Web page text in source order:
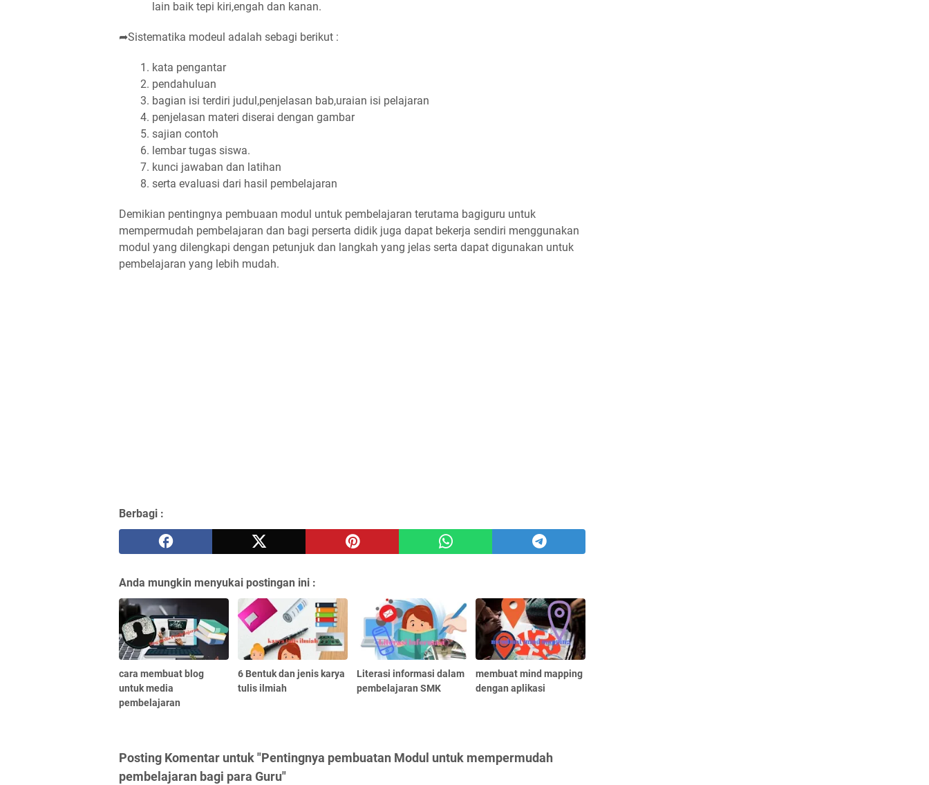
lain baik tepi kiri,engah dan kanan.
➦Sistematika modeul adalah sebagi berikut :
kata pengantar
pendahuluan
bagian isi terdiri judul,penjelasan bab,uraian isi pelajaran
penjelasan materi diserai dengan gambar
sajian contoh
lembar tugas siswa.
kunci jawaban dan latihan
serta evaluasi dari hasil pembelajaran
Demikian pentingnya pembuaan modul untuk pembelajaran terutama bagiguru untuk
mempermudah pembelajaran dan bagi perserta didik juga dapat bekerja sendiri menggunakan
modul yang dilengkapi dengan petunjuk dan langkah yang jelas serta dapat digunakan untuk
pembelajaran yang lebih mudah.
Berbagi :
Anda mungkin menyukai postingan ini :
cara membuat blog
untuk media
pembelajaran
6 Bentuk dan jenis karya
tulis ilmiah
Literasi informasi dalam
pembelajaran SMK
membuat mind mapping
dengan aplikasi
Posting Komentar untuk "Pentingnya pembuatan Modul untuk mempermudah
pembelajaran bagi para Guru"